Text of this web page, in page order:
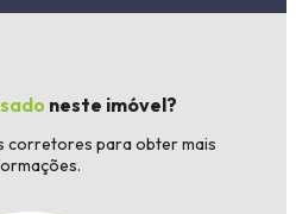
neste imóvel?
corretores para obter mais